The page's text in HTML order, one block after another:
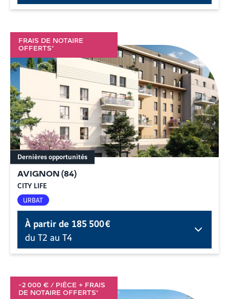
FRAIS DE NOTAIRE
OFFERTS*
AVIGNON (84)
CITY LIFE
Dernières opportunités
URBAT
À partir de185 500 €
du T2 au T4
-2 000 € / PIÈCE + FRAIS
DE NOTAIRE OFFERTS*